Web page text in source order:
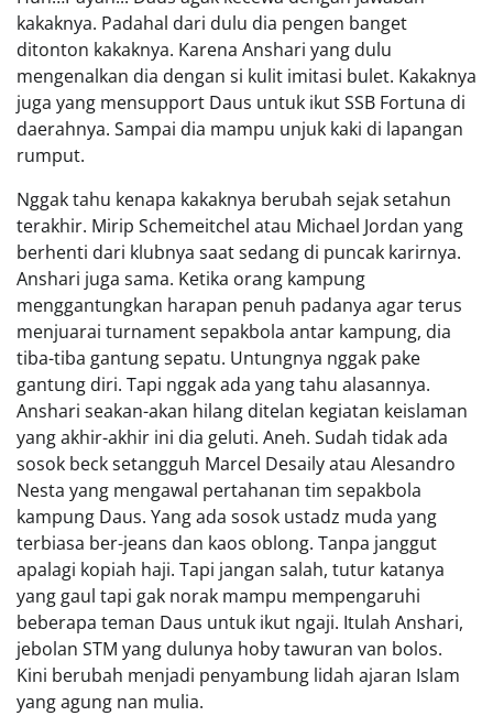
kakaknya. Padahal dari dulu dia pengen banget
ditonton kakaknya. Karena Anshari yang dulu
mengenalkan dia dengan si kulit imitasi bulet. Kakaknya
juga yang mensupport Daus untuk ikut SSB Fortuna di
daerahnya. Sampai dia mampu unjuk kaki di lapangan
rumput.
Nggak tahu kenapa kakaknya berubah sejak setahun
terakhir. Mirip Schemeitchel atau Michael Jordan yang
berhenti dari klubnya saat sedang di puncak karirnya.
Anshari juga sama. Ketika orang kampung
menggantungkan harapan penuh padanya agar terus
menjuarai turnament sepakbola antar kampung, dia
tiba-tiba gantung sepatu. Untungnya nggak pake
gantung diri. Tapi nggak ada yang tahu alasannya.
Anshari seakan-akan hilang ditelan kegiatan keislaman
yang akhir-akhir ini dia geluti. Aneh. Sudah tidak ada
sosok beck setangguh Marcel Desaily atau Alesandro
Nesta yang mengawal pertahanan tim sepakbola
kampung Daus. Yang ada sosok ustadz muda yang
terbiasa ber-jeans dan kaos oblong. Tanpa janggut
apalagi kopiah haji. Tapi jangan salah, tutur katanya
yang gaul tapi gak norak mampu mempengaruhi
beberapa teman Daus untuk ikut ngaji. Itulah Anshari,
jebolan STM yang dulunya hoby tawuran van bolos.
Kini berubah menjadi penyambung lidah ajaran Islam
yang agung nan mulia.